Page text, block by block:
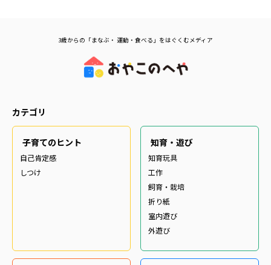
3歳からの「まなぶ・ 運動・食べる」をはぐくむメディア
カテゴリ
子育てのヒント
自己肯定感
しつけ
知育・遊び
知育玩具
工作
飼育・栽培
折り紙
室内遊び
外遊び